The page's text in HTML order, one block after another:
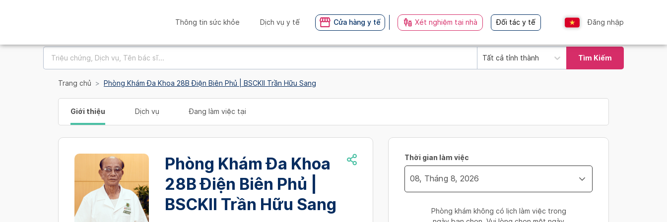
Thông tin sức khỏe Dịch vụ y tế Cửa hàng y tế Xét nghiệm tại nhà Đối tác y tế Đăng nhập
Tất cả tỉnh thành Tìm Kiếm
Trang chủ Phòng Khám Đa Khoa 28B Điện Biên Phủ | BSCKII Trần Hữu Sang
Giới thiệu Dịch vụ Đang làm việc tại
Phòng Khám Đa Khoa
28B Điện Biên Phủ |
BSCKII Trần Hữu Sang
Thời gian làm việc
Navigate
Phòng khám không có lịch làm việc trong